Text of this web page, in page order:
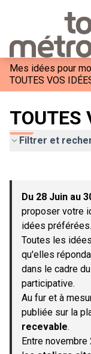
Mes idées pour
TOUTES VOS
TOUTES
Filtrer et
−
Du 28 Juin au
proposer votre
idées préférées.
Toutes les
qu'elles
dans le cadre du
participative.
Au fur et à
publiée sur la
recevable.
Entre